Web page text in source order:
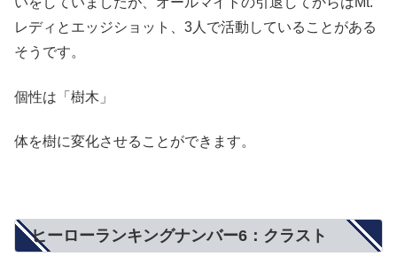
レディとエッジショット、3人で活動していることがある
そうです。
個性は「樹木」
体を樹に変化させることができます。
ヒーローランキングナンバー6：クラスト